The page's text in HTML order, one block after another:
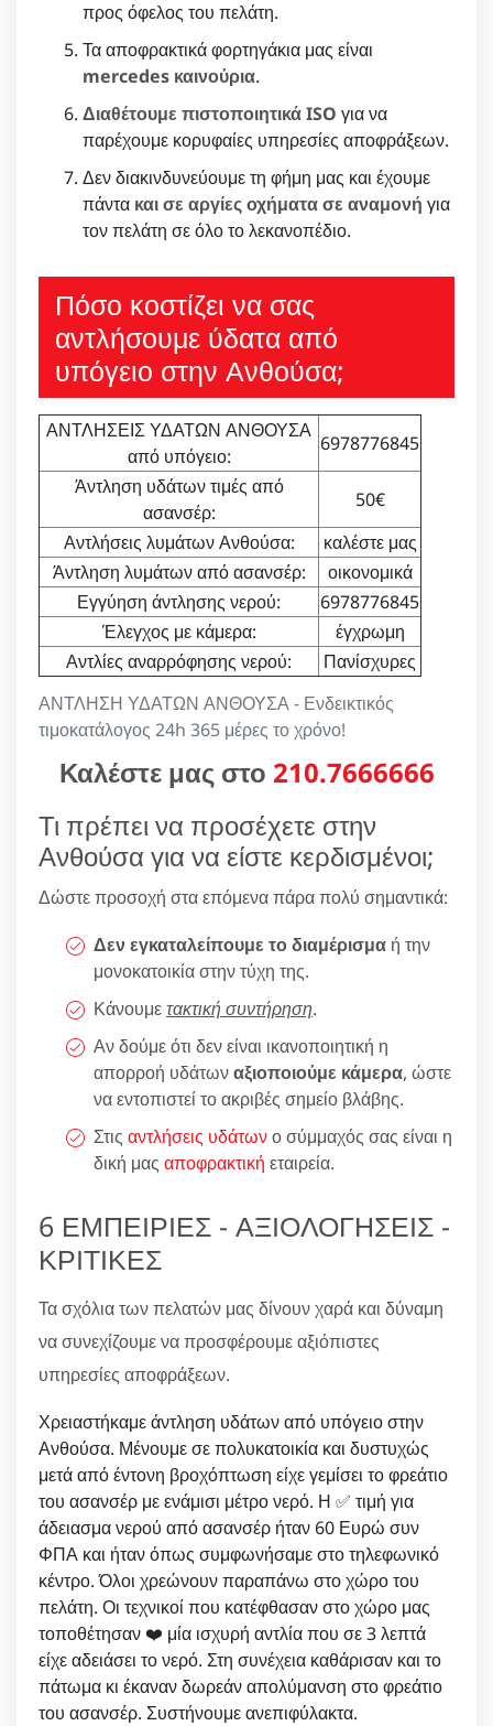
προς όφελος του πελάτη.
Τα αποφρακτικά φορτηγάκια μας είναι
mercedes καινούρια.
Διαθέτουμε πιστοποιητικά ISO για να
παρέχουμε κορυφαίες υπηρεσίες αποφράξεων.
Δεν διακινδυνεύουμε τη φήμη μας και έχουμε
πάντα και σε αργίες οχήματα σε αναμονή για
τον πελάτη σε όλο το λεκανοπέδιο.
Πόσο κοστίζει να σας
αντλήσουμε ύδατα από
υπόγειο στην Ανθούσα;
ΑΝΤΛΗΣΗ ΥΔΑΤΩΝ ΑΝΘΟΥΣΑ - Ενδεικτικός
τιμοκατάλογος 24h 365 μέρες το χρόνο!
ΑΝΤΛΗΣΕΙΣ ΥΔΑΤΩΝ ΑΝΘΟΥΣΑ
από υπόγειο:
6978776845
Άντληση υδάτων τιμές από
ασανσέρ:
50€
Αντλήσεις λυμάτων Ανθούσα:
καλέστε μας
Άντληση λυμάτων από ασανσέρ:
οικονομικά
Εγγύηση άντλησης νερού:
6978776845
Έλεγχος με κάμερα:
έγχρωμη
Αντλίες αναρρόφησης νερού:
Πανίσχυρες
Καλέστε μας στο 210.7666666
Τι πρέπει να προσέχετε στην
Ανθούσα για να είστε κερδισμένοι;
Δώστε προσοχή στα επόμενα πάρα πολύ σημαντικά:
Δεν εγκαταλείπουμε το διαμέρισμα ή την
μονοκατοικία στην τύχη της.
Κάνουμετακτική συντήρηση.
Αν δούμε ότι δεν είναι ικανοποιητική η
απορροή υδάτωναξιοποιούμε κάμερα, ώστε
να εντοπιστεί το ακριβές σημείο βλάβης.
Στις αντλήσεις υδάτωνο σύμμαχός σας είναι η
δική μας αποφρακτική εταιρεία.
6 ΕΜΠΕΙΡΙΕΣ - ΑΞΙΟΛΟΓΗΣΕΙΣ -
ΚΡΙΤΙΚΕΣ
Τα σχόλια των πελατών μας δίνουν χαρά και δύναμη
να συνεχίζουμε να προσφέρουμε αξιόπιστες
υπηρεσίες αποφράξεων.
Χρειαστήκαμε άντληση υδάτων από υπόγειο στην
Ανθούσα. Μένουμε σε πολυκατοικία και δυστυχώς
μετά από έντονη βροχόπτωση είχε γεμίσει το φρεάτιο
του ασανσέρ με ενάμισι μέτρο νερό. Η ✅ τιμή για
άδειασμα νερού από ασανσέρ ήταν 60 Ευρώ συν
ΦΠΑ και ήταν όπως συμφωνήσαμε στο τηλεφωνικό
κέντρο. Όλοι χρεώνουν παραπάνω στο χώρο του
πελάτη. Οι τεχνικοί που κατέφθασαν στο χώρο μας
τοποθέτησαν ❤️ μία ισχυρή αντλία που σε 3 λεπτά
είχε αδειάσει το νερό. Στη συνέχεια καθάρισαν και το
πάτωμα κι έκαναν δωρεάν απολύμανση στο φρεάτιο
του ασανσέρ. Συστήνουμε ανεπιφύλακτα.